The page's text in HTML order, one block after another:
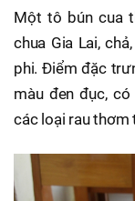
Một tô bún cua
chua Gia Lai,
phi. Điểm đặc
màu đen đục,
các loại rau thơm